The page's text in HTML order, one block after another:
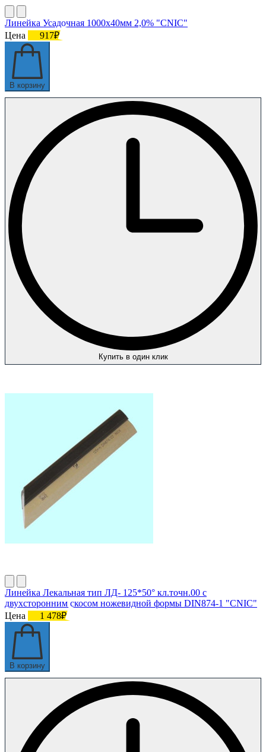
Линейка Усадочная 1000х40мм 2,0% "CNIC"
Цена
917₽
В корзину
Купить в один клик
Линейка Лекальная тип ЛД- 125*50° кл.точн.00 с
двухсторонним скосом ножевидной формы DIN874-1 "CNIC"
Цена
1 478₽
В корзину